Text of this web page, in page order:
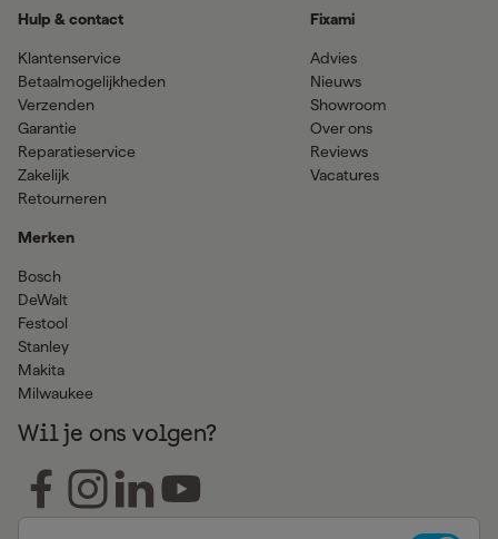
Hulp & contact
Klantenservice
Betaalmogelijkheden
Verzenden
Garantie
Reparatieservice
Zakelijk
Retourneren
Merken
Bosch
DeWalt
Festool
Stanley
Makita
Milwaukee
Fixami
Advies
Nieuws
Showroom
Over ons
Reviews
Vacatures
Wil je ons volgen?